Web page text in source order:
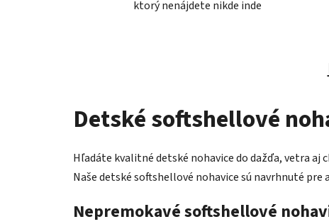
ktorý nenájdete nikde inde
Detské softshellové
Hľadáte kvalitné detské nohavice do dažďa, vetra aj
Naše detské softshellové nohavice sú navrhnuté
Nepremokavé softshellové